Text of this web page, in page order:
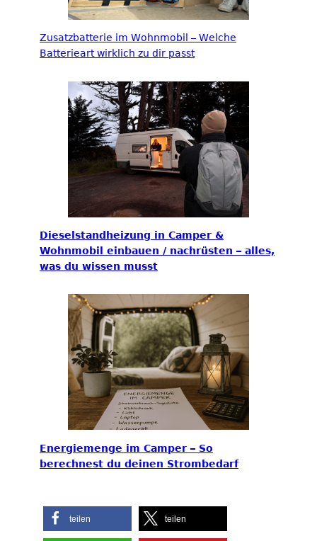
Zusatzbatterie im Wohnmobil – Welche
Batterieart wirklich zu dir passt
Dieselstandheizung in Camper &
Wohnmobil einbauen / nachrüsten – alles,
was du wissen musst
Energiemenge im Camper – So
berechnest du deinen Strombedarf
teilen teilen